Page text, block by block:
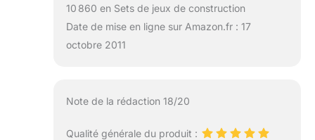
10 860 en Sets de jeux de construction
Date de mise en ligne sur Amazon.fr : 17
octobre 2011
Note de la rédaction 18/20
Qualité générale du produit :